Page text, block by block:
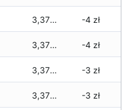
3,370 zł -4 zł
3,370 zł -4 zł
3,370 zł -3 zł
3,370 zł -3 zł